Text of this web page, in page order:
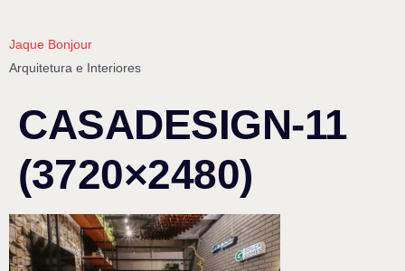
Jaque Bonjour
Arquitetura e Interiores
CASADESIGN-11
(3720×2480)